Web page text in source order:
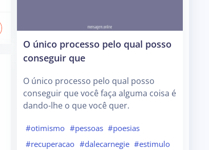
O único processo pelo qual posso
conseguir que
O único processo pelo qual posso
conseguir que você faça alguma coisa é
dando-lhe o que você quer.
#otimismo #pessoas #poesias
#recuperacao #dalecarnegie #estimulo